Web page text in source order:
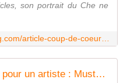
son portrait du Che ne
Coup de coeur à répétition pour un artiste : Mustapha Boutadjine 2 - coco Magnanville